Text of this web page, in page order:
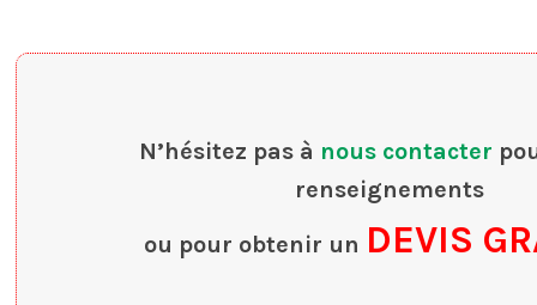
N’hésitez pas à nous contacter
renseignements
ou pour obtenir un DEVIS